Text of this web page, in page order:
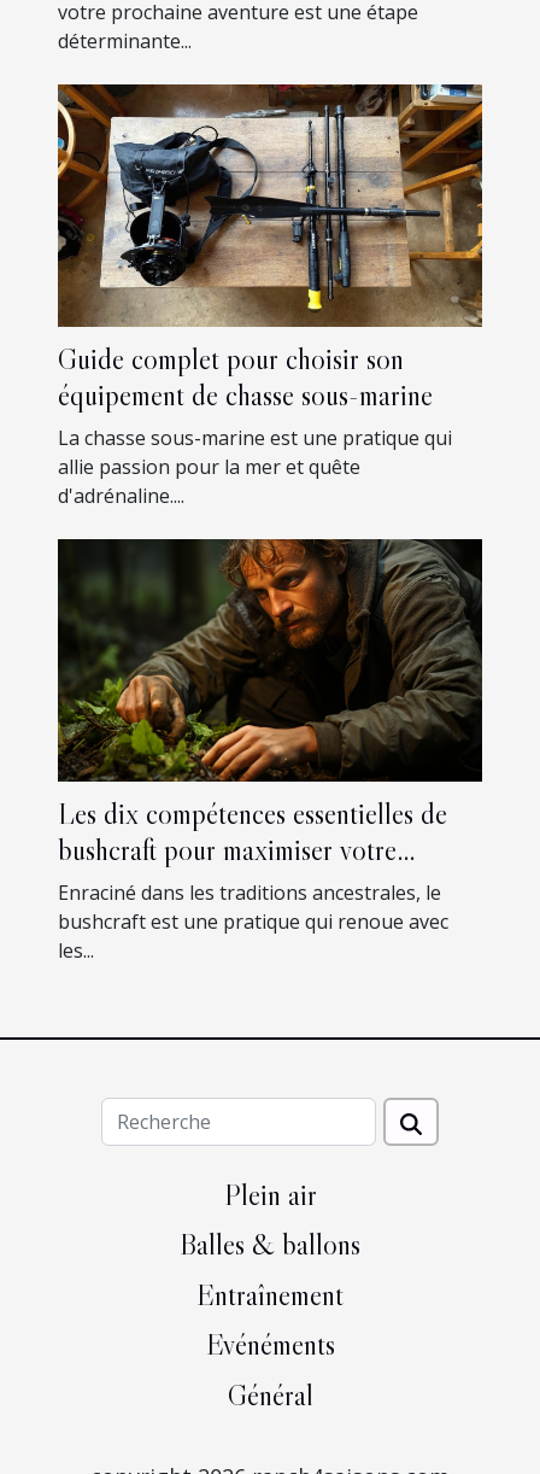
votre prochaine aventure est une étape
déterminante...
Guide complet pour choisir son
équipement de chasse sous-marine
La chasse sous-marine est une pratique qui
allie passion pour la mer et quête
d'adrénaline....
Les dix compétences essentielles de
bushcraft pour maximiser votre
autonomie en forêt
Enraciné dans les traditions ancestrales, le
bushcraft est une pratique qui renoue avec
les...
Plein air
Balles & ballons
Entraînement
Evénéments
Général